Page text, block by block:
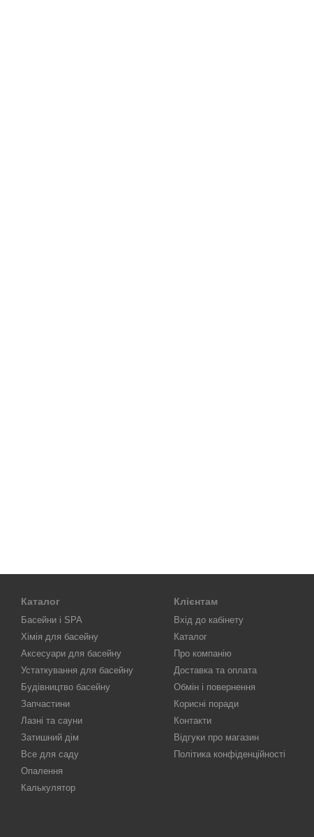
Каталог
Басейни і SPA
Хімія для басейну
Аксесуари для басейну
Устаткування для басейну
Будівництво басейну
Запчастини
Лазні та сауни
Затишний дім
Все для саду
Опалення
Калькулятор
Клієнтам
Вхід до кабінету
Каталог
Про компанію
Доставка та оплата
Обмін і повернення
Корисні поради
Контакти
Відгуки про магазин
Політика конфіденційності